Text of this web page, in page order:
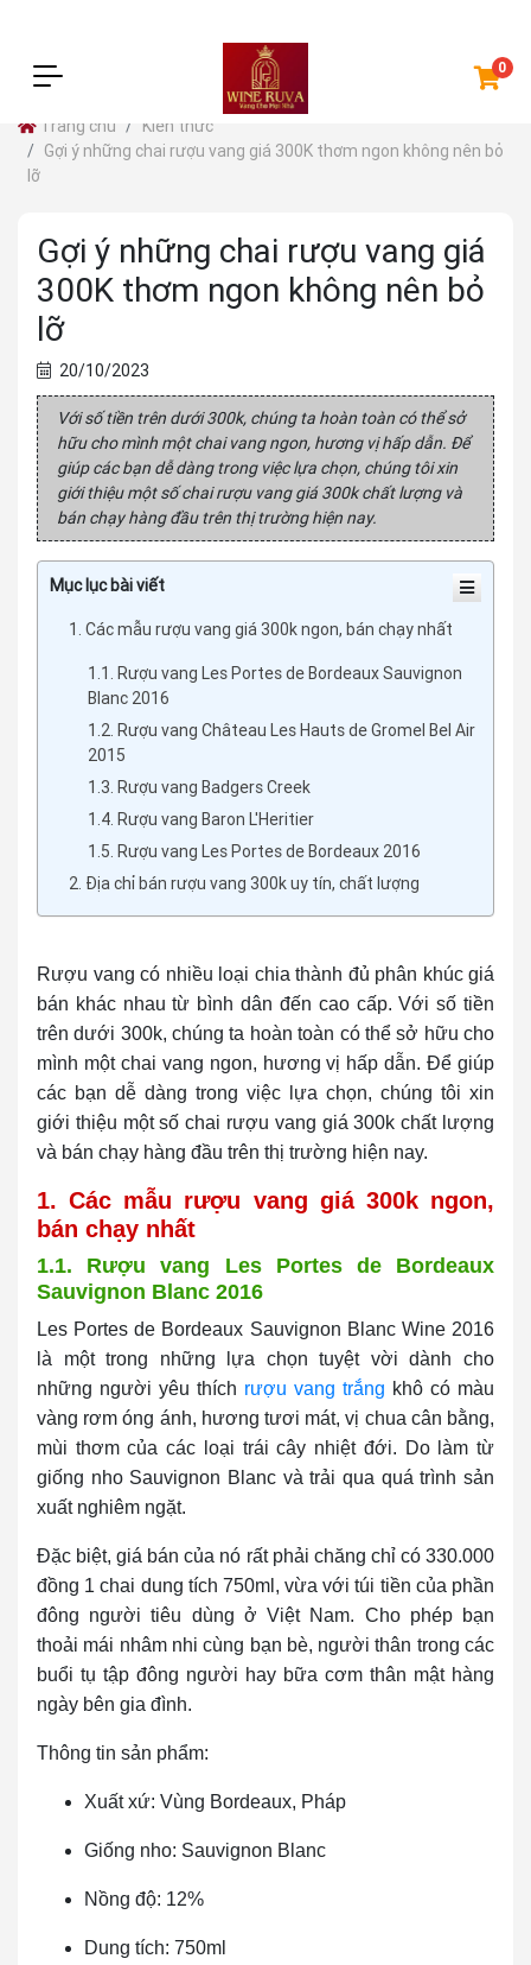
Trang chủ
Kiến thức
Gợi ý những chai rượu vang giá 300K thơm ngon không nên bỏ
lỡ
Gợi ý những chai rượu vang giá
300K thơm ngon không nên bỏ
lỡ
20/10/2023
Với số tiền trên dưới 300k, chúng ta hoàn toàn có thể sở
hữu cho mình một chai vang ngon, hương vị hấp dẫn. Để
giúp các bạn dễ dàng trong việc lựa chọn, chúng tôi xin
giới thiệu một số chai rượu vang giá 300k chất lượng và
bán chạy hàng đầu trên thị trường hiện nay.
Mục lục bài viết
1. Các mẫu rượu vang giá 300k ngon, bán chạy nhất
1.1. Rượu vang Les Portes de Bordeaux Sauvignon
Blanc 2016
1.2. Rượu vang Château Les Hauts de Gromel Bel Air
2015
1.3. Rượu vang Badgers Creek
1.4. Rượu vang Baron L'Heritier
1.5. Rượu vang Les Portes de Bordeaux 2016
2. Địa chỉ bán rượu vang 300k uy tín, chất lượng
Rượu vang có nhiều loại chia thành đủ phân khúc giá
bán khác nhau từ bình dân đến cao cấp. Với số tiền
trên dưới 300k, chúng ta hoàn toàn có thể sở hữu cho
mình một chai vang ngon, hương vị hấp dẫn. Để giúp
các bạn dễ dàng trong việc lựa chọn, chúng tôi xin
giới thiệu một số chai rượu vang giá 300k chất lượng
và bán chạy hàng đầu trên thị trường hiện nay.
1. Các mẫu rượu vang giá 300k ngon,
bán chạy nhất
1.1. Rượu vang Les Portes de Bordeaux
Sauvignon Blanc 2016
Les Portes de Bordeaux Sauvignon Blanc Wine 2016
là một trong những lựa chọn tuyệt vời dành cho
những người yêu thích rượu vang trắng khô có màu
vàng rơm óng ánh, hương tươi mát, vị chua cân bằng,
mùi thơm của các loại trái cây nhiệt đới. Do làm từ
giống nho Sauvignon Blanc và trải qua quá trình sản
xuất nghiêm ngặt.
Đặc biệt, giá bán của nó rất phải chăng chỉ có 330.000
đồng 1 chai dung tích 750ml, vừa với túi tiền của phần
đông người tiêu dùng ở Việt Nam. Cho phép bạn
thoải mái nhâm nhi cùng bạn bè, người thân trong các
buổi tụ tập đông người hay bữa cơm thân mật hàng
ngày bên gia đình.
Thông tin sản phẩm:
Xuất xứ: Vùng Bordeaux, Pháp
Giống nho: Sauvignon Blanc
Nồng độ: 12%
Dung tích: 750ml